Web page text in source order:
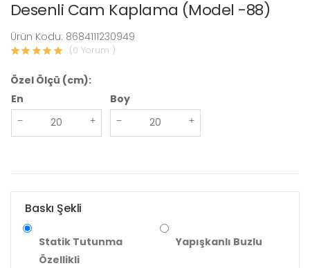
Desenli Cam Kaplama (Model -88)
Ürün Kodu: 8684111230949
(0 Yorum )
Özel Ölçü (cm):
En
Boy
Baskı Şekli
Statik Tutunma
Özellikli
Yapışkanlı Buzlu